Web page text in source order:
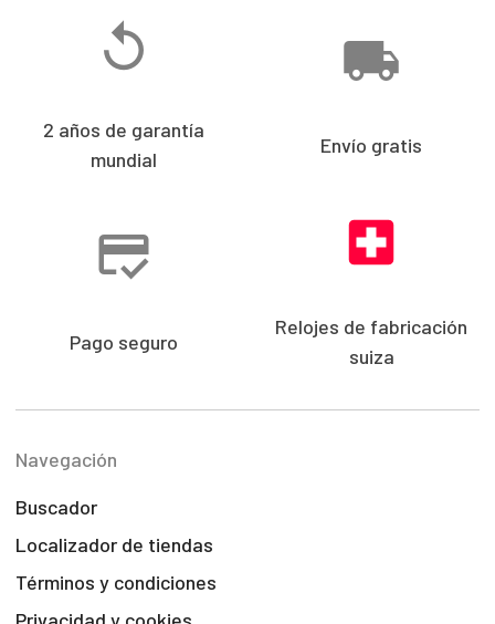
2 años de garantía
mundial
Envío gratis
Pago seguro
Relojes de fabricación
suiza
Navegación
Buscador
Localizador de tiendas
Términos y condiciones